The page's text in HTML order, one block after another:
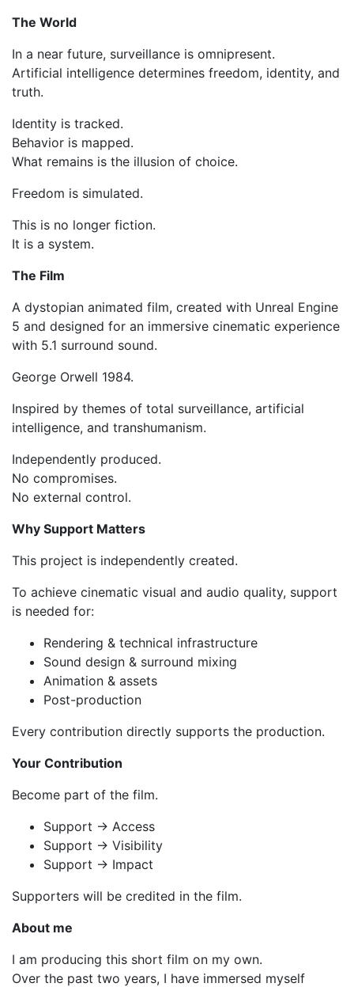
The World
In a near future, surveillance is omnipresent.
Artificial intelligence determines freedom, identity, and
truth.
Identity is tracked.
Behavior is mapped.
What remains is the illusion of choice.
Freedom is simulated.
This is no longer fiction.
It is a system.
The Film
A dystopian animated film, created with Unreal Engine
5 and designed for an immersive cinematic experience
with 5.1 surround sound.
George Orwell 1984.
Inspired by themes of total surveillance, artificial
intelligence, and transhumanism.
Independently produced.
No compromises.
No external control.
Why Support Matters
This project is independently created.
To achieve cinematic visual and audio quality, support
is needed for:
Rendering & technical infrastructure
Sound design & surround mixing
Animation & assets
Post-production
Every contribution directly supports the production.
Your Contribution
Become part of the film.
Support → Access
Support → Visibility
Support → Impact
Supporters will be credited in the film.
About me
I am producing this short film on my own.
Over the past two years, I have immersed myself